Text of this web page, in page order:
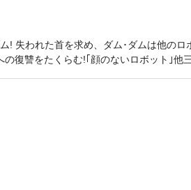
! 失われた首を求め、ダム･ダムは他のロ
復讐をたくらむ!｢顔のないロボット｣他三